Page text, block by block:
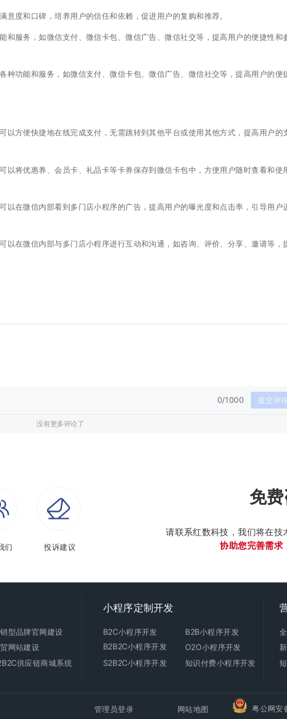
度和口碑，培养用户的信任和依赖，促进用户的复购和推荐。
和服务，如微信支付、微信卡包、微信广告、微信社交等，提高用户的便捷性和
种功能和服务，如微信支付、微信卡包、微信广告、微信社交等，提高用户的便
以方便快捷地在线完成支付，无需跳转到其他平台或使用其他方式，提高用户的
以将优惠券、会员卡、礼品卡等卡券保存到微信卡包中，方便用户随时查看和使
以在微信内部看到多门店小程序的广告，提高用户的曝光度和点击率，引导用户
以在微信内部与多门店小程序进行互动和沟通，如咨询、评价、分享、邀请等，
0/1000 提交评
没有更多评论了
免费
请联系红数科技，我们将在技
协助您完善需求
投诉建议
们
型品牌官网建设
网站建设
供应链商城系统
小程序定制开发
B2C小程序开发 B2B小程序开发
O2O小程序开发
知识付费小程序开发
B2B2C小程序开发
S2B2C小程序开发
管理员登录 网站地图 粤公网